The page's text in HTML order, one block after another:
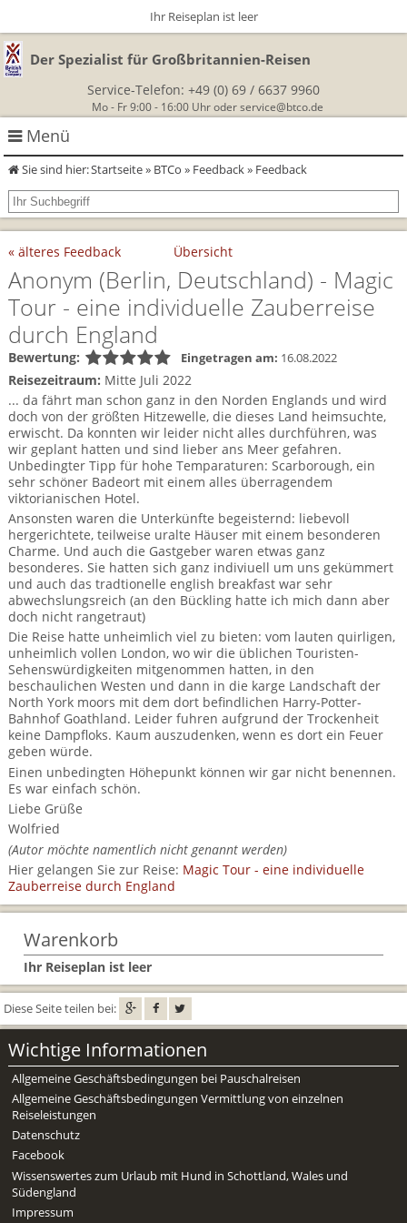
Der Spezialist für Großbritannien-Reisen
Service-Telefon: +49 (0) 69 / 6637 9960
Mo - Fr 9:00 - 16:00 Uhr oder service@btco.de
Menü
Rundreisen Großbritannien
Autorundreisen
Herzlich Willkommen
England
Schottland
Wales
Busrundreisen
Cornwall
England
Schottland
Wales
Minibustouren
Reisen durch England und Wales per Minibus
Reisen durch Schottland per Minibus
Wanderurlaub
Geführte Wandertouren
Wandern in Cornwall
Wandern in England
Wandern in Schottland
Wandern in Wales
Individualtouren
Wandern in Cornwall (South West Coast Path)
Wandern in England
Wandern in Schottland
Wandern in Wales
Themenreisen
Classic-Car-Reise durch Südengland
Für Outlander‑Fans: inspiriert durch die Highland Saga
Gartenreisen England
Großbritannientouren für Alleinreisende
Reisen mit Hund
Rosamunde Pilcher Reisen durch Cornwall und Südengland
Unsere Familienreisen
Whiskyreisen Schottland
Allergikerreisen
BTCo
BTCo Überblick
News
Kontakt
Feedback
FAQs
Ihre Reise
Ablauf Ihrer Reise nach Großbritannien
Anreise nach Großbritannien
Bezahlung Ihrer Großbritannien Reise
Checkliste
Großbritannien - Facts & Figures
Großbritannien Urlaub mit Hund
Gutscheine - verschenken Sie eine Reise mit BTCo
Individuelle Familienreisen in Großbritannien
Links
Mietwagen & Verkehr
Reiseunterlagen
Reiseversicherung
Unterkünfte
Zimmer
Extras
Urlaub in Großbritannien
Versicherungsschutz
Sie sind hier:Startseite» BTCo » Feedback» Feedback
Ihr Reiseplan ist leer
« älteres Feedback Übersicht
Anonym (Berlin, Deutschland) - Magic
Tour - eine individuelle Zauberreise
durch England
Bewertung: Eingetragen am: 16.08.2022
Reisezeitraum: Mitte Juli 2022
... da fährt man schon ganz in den Norden Englands und wird
doch von der größten Hitzewelle, die dieses Land heimsuchte,
erwischt. Da konnten wir leider nicht alles durchführen, was
wir geplant hatten und sind lieber ans Meer gefahren.
Unbedingter Tipp für hohe Temparaturen: Scarborough, ein
sehr schöner Badeort mit einem alles überragendem
viktorianischen Hotel.
Ansonsten waren die Unterkünfte begeisternd: liebevoll
hergerichtete, teilweise uralte Häuser mit einem besonderen
Charme. Und auch die Gastgeber waren etwas ganz
besonderes. Sie hatten sich ganz indiviuell um uns gekümmert
und auch das tradtionelle english breakfast war sehr
abwechslungsreich (an den Bückling hatte ich mich dann aber
doch nicht rangetraut)
Die Reise hatte unheimlich viel zu bieten: vom lauten quirligen,
unheimlich vollen London, wo wir die üblichen Touristen-
Sehenswürdigkeiten mitgenommen hatten, in den
beschaulichen Westen und dann in die karge Landschaft der
North York moors mit dem dort befindlichen Harry-Potter-
Bahnhof Goathland. Leider fuhren aufgrund der Trockenheit
keine Dampfloks. Kaum auszudenken, wenn es dort ein Feuer
geben würde.
Einen unbedingten Höhepunkt können wir gar nicht benennen.
Es war einfach schön.
Liebe Grüße
Wolfried
(Autor möchte namentlich nicht genannt werden)
Hier gelangen Sie zur Reise: Magic Tour - eine individuelle
Zauberreise durch England
Warenkorb
Ihr Reiseplan ist leer
Diese Seite teilen bei:
Wichtige Informationen
Allgemeine Geschäftsbedingungen bei Pauschalreisen
Allgemeine Geschäftsbedingungen Vermittlung von einzelnen
Reiseleistungen
Datenschutz
Facebook
Wissenswertes zum Urlaub mit Hund in Schottland, Wales und
Südengland
Impressum